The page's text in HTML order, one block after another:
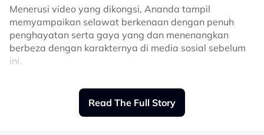
Related Topics
#Cakra Khan #Indonesia
Menerusi video yang dikongsi, Ananda tampil
memyampaikan selawat berkenaan dengan penuh
penghayatan serta gaya yang dan menenangkan
berbeza dengan karakternya di media sosial sebelum
ini.
memuji kelunakan suara dan cara penyampaian
Ananda yang dianggap mampu menyentuh hati
Read The Full Story